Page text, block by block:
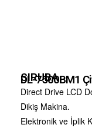
SIRUBA
DL-7500BM1
Direct Drive LCD
Dikiş Makina.
Elektronik ve İplik